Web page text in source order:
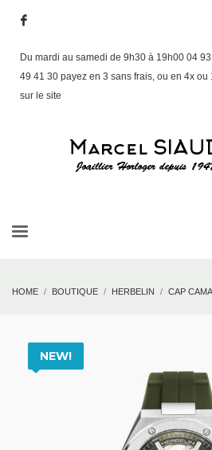
Du mardi au samedi de 9h30 à 19h00 04
49 41 30 payez en 3 sans frais, ou en 4x ou
sur le site
HOME BOUTIQUE HERBELIN CAP
NEW!